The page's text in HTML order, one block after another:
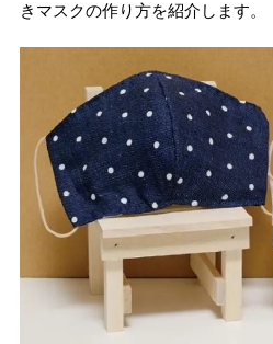
きマスクの作り方を紹介します。